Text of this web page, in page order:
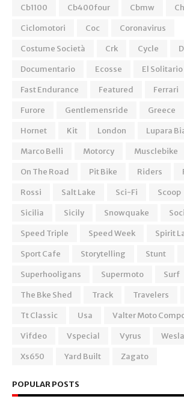
Cb1100
Cb400four Cbmw
Ciclomotori
Coc
Coronavirus
Costume Società
Crk Cycle
Documentario
Ecosse El Solitario
Fast Endurance
Featured Ferrari
Furore
Gentlemensride Greece
Hornet
Kit London
Lupara
Marco Belli
Motorcy Musclebike
On The Road
Pit Bike Riders
Rossi
Salt Lake Sci-Fi Scoop
Sicilia
Sicily Snowquake
Speed Triple
Speed Week
Spirit
Sport Cafe
Storytelling Stunt
Superhooligans
Supermoto Surf
The Bke Shed
Track Travelers
Tt Classic
Usa
Valter Moto
Vifdeo
Vspecial Vyrus
Xs650
Yard Built Zagato
POPULAR POSTS